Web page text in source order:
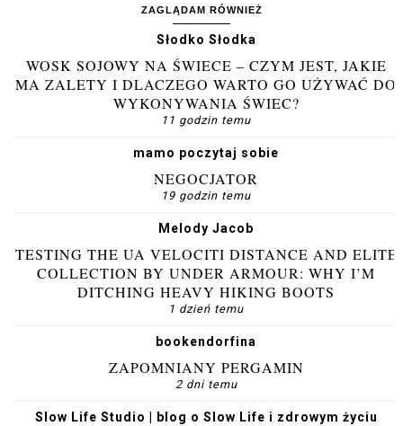
ZAGLĄDAM RÓWNIEŻ
Słodko Słodka
WOSK SOJOWY NA ŚWIECE – CZYM JEST, JAKIE
MA ZALETY I DLACZEGO WARTO GO UŻYWAĆ DO
WYKONYWANIA ŚWIEC?
11 godzin temu
mamo poczytaj sobie
NEGOCJATOR
19 godzin temu
Melody Jacob
TESTING THE UA VELOCITI DISTANCE AND ELITE
COLLECTION BY UNDER ARMOUR: WHY I’M
DITCHING HEAVY HIKING BOOTS
1 dzień temu
bookendorfina
ZAPOMNIANY PERGAMIN
2 dni temu
Slow Life Studio | blog o Slow Life i zdrowym życiu